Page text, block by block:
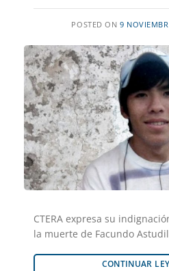
POSTED ON 9
CTERA expresa su
la muerte de Facundo
CONTINUAR